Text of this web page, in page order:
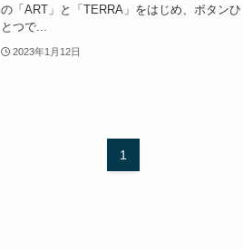
の「ART」と「TERRA」をはじめ、ボタンひ
とつで...
2023年1月12日
1